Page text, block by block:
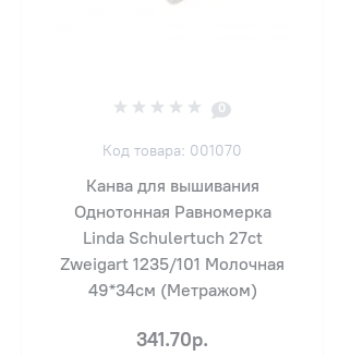
0
Код товара: 001070
Канва для вышивания
Однотонная Равномерка
Linda Schulertuch 27ct
Zweigart 1235/101 Молочная
49*34см (Метражом)
341.70р.